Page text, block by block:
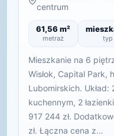
centrum
61,56 m²
metraż typ
Mieszkanie na 6
Wisłok, Capital Park,
Lubomirskich. Układ:
kuchennym, 2
917 244 zł.
zł. Łączna cena z…